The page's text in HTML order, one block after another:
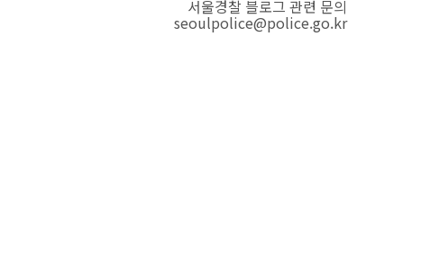
서울경찰 블로그 관련 문의
seoulpolice@police.go.kr